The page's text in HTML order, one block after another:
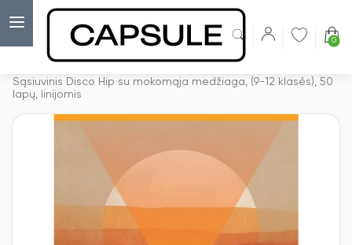
0
Sąsiuvinis Disco Hip su mokomąja medžiaga, (9-12 klasės), 50
lapų, linijomis